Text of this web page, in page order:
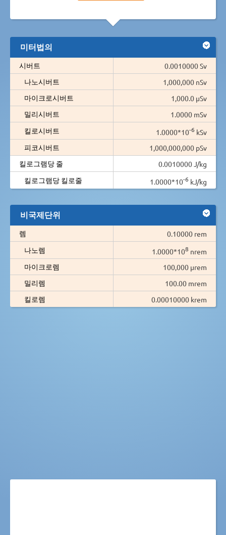
미터법의
시버트
0.0010000 Sv
나노시버트
1,000,000 nSv
마이크로시버트
1,000.0 µSv
밀리시버트
1.0000 mSv
킬로시버트
1.0000*10-6 kSv
피코시버트
1,000,000,000 pSv
킬로그램당 줄
0.0010000 J/kg
킬로그램당 킬로줄
1.0000*10-6 kJ/kg
비국제단위
렘
0.10000 rem
나노렘
1.0000*108 nrem
마이크로렘
100,000 µrem
밀리렘
100.00 mrem
킬로렘
0.00010000 krem